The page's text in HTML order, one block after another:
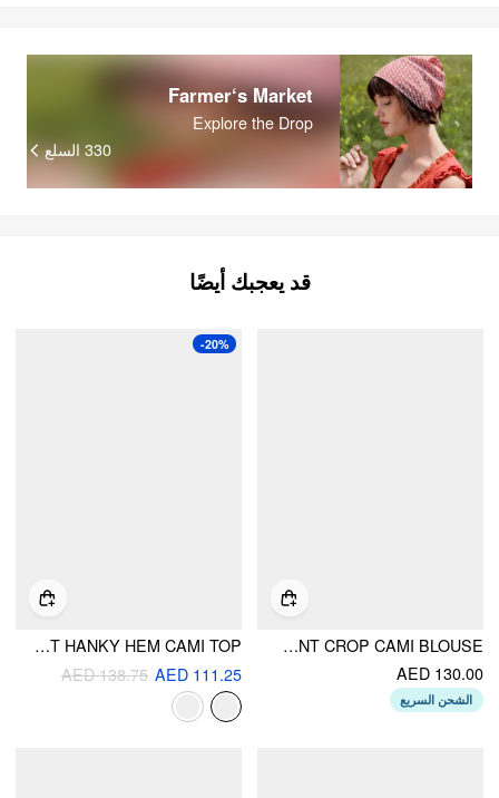
Farmer‘s Market
Explore the Drop
330 السلع
قد يعجبك أيضًا
COTTON-BLEND GINGHAM FLORAL LACE TRIM TIE FRONT CROP CAMI BLOUSE
AED 130.00
الشحن السريع
-20%
JACQUARD SWEETHEART TIE-FRONT HANKY HEM CAMI TOP
AED 111.25
AED 138.75